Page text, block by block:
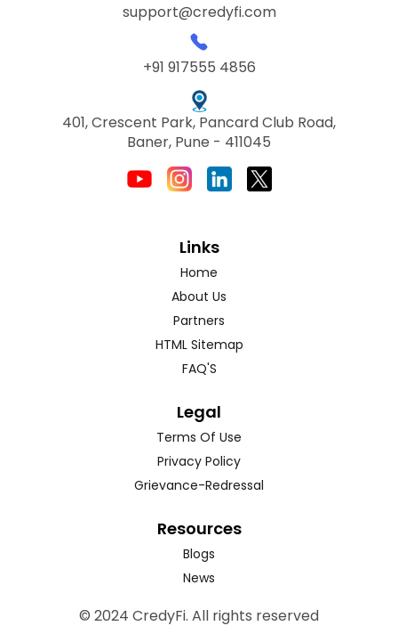
support@credyfi.com
+91 917555 4856
401, Crescent Park, Pancard Club Road,
Baner, Pune - 411045
Links
Home
About Us
Partners
HTML Sitemap
FAQ'S
Legal
Terms Of Use
Privacy Policy
Grievance-Redressal
Resources
Blogs
News
© 2024 CredyFi. All rights reserved